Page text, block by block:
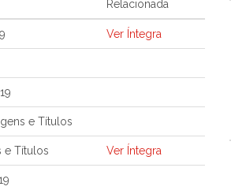
Relacionada
Ver Íntegra
e Títulos
e Títulos Ver Íntegra